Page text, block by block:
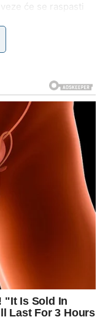
će se raspasti
upravo zato
bez straha da
susret koji traži
u tvoj život neće
ili stalno
ali i lekovito, jer
da bi bila ozbiljna.
je samo kada
–
potrebu za